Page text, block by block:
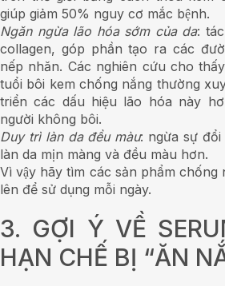
giúp giảm 50% nguy cơ mắc bệnh.
Ngăn ngừa lão hóa sớm của da:
collagen, góp phần tạo ra các
nếp nhăn. Các nghiên cứu cho
tuổi bôi kem chống nắng thường
triển các dấu hiệu lão hóa này
người không bôi.
Duy trì làn da đều màu: ngừa sự
làn da mịn màng và đều màu hơn.
Vì vậy hãy tìm các sản phẩm chống
lên để sử dụng mỗi ngày.
3. GỢI Ý VỀ
HẠN CHẾ BỊ “ĂN